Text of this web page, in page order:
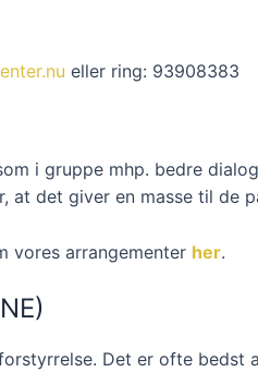
eller ring: 93908383
i gruppe mhp. bedre
det giver en masse til de
vores arrangementer her.
Det er ofte